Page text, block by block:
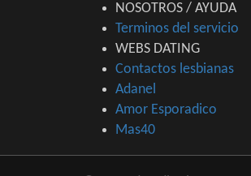
NOSOTROS / AYUDA
Terminos del servicio
WEBS DATING
Contactos lesbianas
Adanel
Amor Esporadico
Mas40